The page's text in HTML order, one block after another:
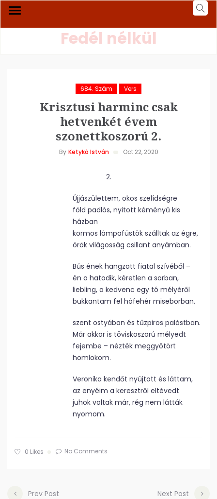
Fedél nélkül
684. Szám Vers
Krisztusi harminc csak
hetvenkét évem
szonettkoszorú 2.
By Ketykó István Oct 22, 2020
2.
Újjászülettem, okos szelídségre
föld padlós, nyitott kéményű kis
házban
kormos lámpafüstök szálltak az égre,
örök világosság csillant anyámban.
Bús ének hangzott fiatal szívéből –
én a hatodik, kéretlen a sorban,
liebling, a kedvenc egy tó mélyéről
bukkantam fel hófehér miseborban,
szent ostyában és tűzpiros palástban.
Már akkor is töviskoszorú mélyedt
fejembe – nézték meggyötört
homlokom.
Veronika kendőt nyújtott és láttam,
az enyéim a keresztről eltévedt
juhok voltak már, rég nem látták
nyomom.
0 Likes No Comments
Prev Post Next Post